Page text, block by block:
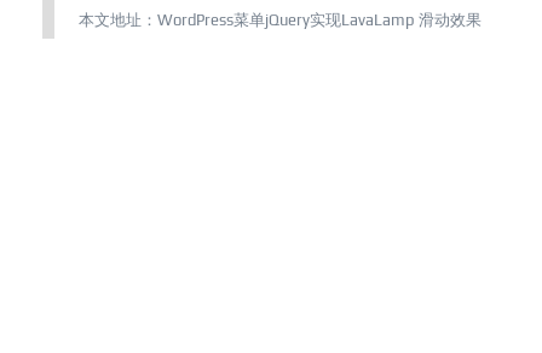
本文地址： WordPress菜单jQuery实现LavaLamp 滑动效果